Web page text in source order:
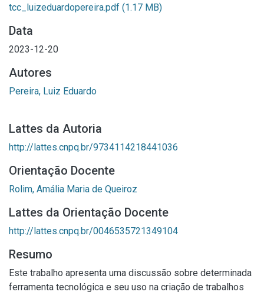
tcc_luizeduardopereira.pdf (1.17 MB)
Data
2023-12-20
Autores
Pereira, Luiz Eduardo
Lattes da Autoria
http://lattes.cnpq.br/9734114218441036
Orientação Docente
Rolim, Amália Maria de Queiroz
Lattes da Orientação Docente
http://lattes.cnpq.br/0046535721349104
Resumo
Este trabalho apresenta uma discussão sobre determinada
ferramenta tecnológica e seu uso na criação de trabalhos